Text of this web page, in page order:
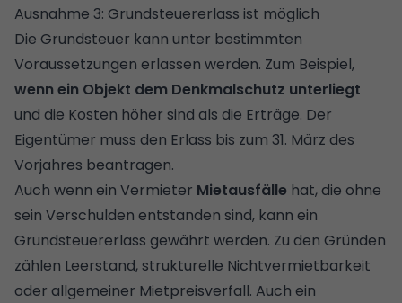
Ausnahme 3: Grundsteuererlass ist möglich
Die Grundsteuer kann unter bestimmten
Voraussetzungen erlassen werden. Zum Beispiel,
wenn ein Objekt dem Denkmalschutz unterliegt
und die Kosten höher sind als die Erträge. Der
Eigentümer muss den Erlass bis zum 31. März des
Vorjahres beantragen.
Auch wenn ein Vermieter Mietausfälle hat, die ohne
sein Verschulden entstanden sind, kann ein
Grundsteuererlass gewährt werden. Zu den Gründen
zählen Leerstand, strukturelle Nichtvermietbarkeit
oder allgemeiner Mietpreisverfall. Auch ein